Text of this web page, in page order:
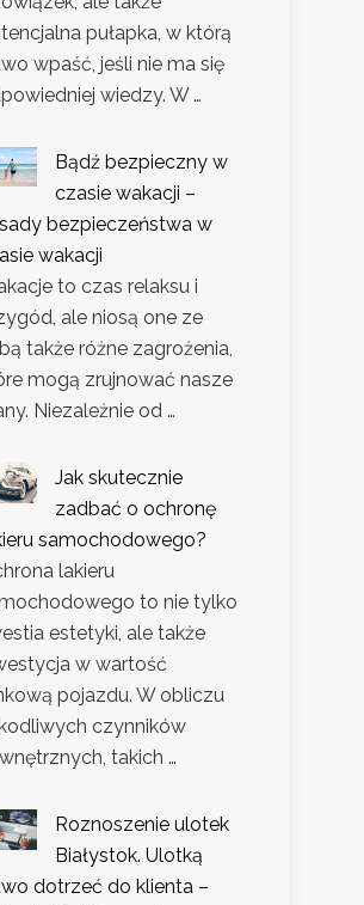
pułapka, w którą
wpaść, jeśli nie ma się
wiedzy. W …
Bądź bezpieczny w
czasie wakacji –
bezpieczeństwa w
wakacji
to czas relaksu i
ale niosą one ze
także różne zagrożenia,
mogą zrujnować nasze
Niezależnie od …
Jak skutecznie
zadbać o ochronę
samochodowego?
lakieru
to nie tylko
estetyki, ale także
w wartość
pojazdu. W obliczu
czynników
takich …
Roznoszenie ulotek
Białystok. Ulotką
dotrzeć do klienta –